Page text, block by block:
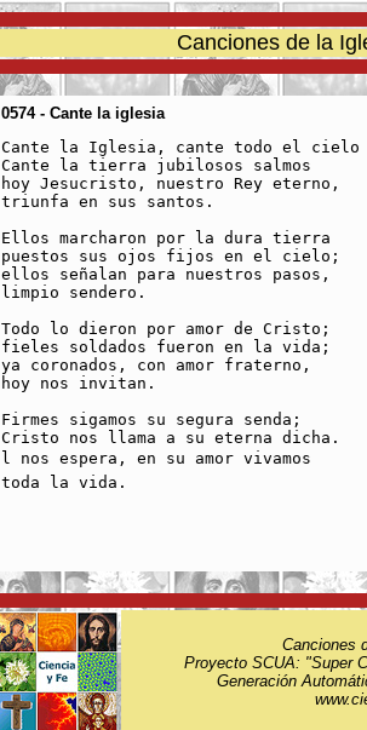
Canciones de la
0574 - Cante la iglesia
Cante la Iglesia, cante todo el cielo
Cante la tierra jubilosos salmos
hoy Jesucristo, nuestro Rey eterno,
triunfa en sus santos.
Ellos marcharon por la dura tierra
puestos sus ojos fijos en el cielo;
ellos señalan para nuestros pasos,
limpio sendero.
Todo lo dieron por amor de Cristo;
fieles soldados fueron en la vida;
ya coronados, con amor fraterno,
hoy nos invitan.
Firmes sigamos su segura senda;
Cristo nos llama a su eterna dicha.
l nos espera, en su amor vivamos
toda la vida.
Canciones
Proyecto SCUA: "Super
Generación